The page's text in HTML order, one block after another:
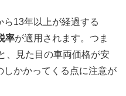
13年以上が経過する
率が適用されます。つま
、見た目の車両価格が安
しかかってくる点に注意が